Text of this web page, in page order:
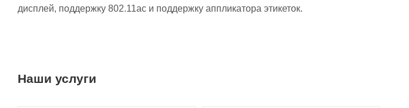
дисплей, поддержку 802.11ac и поддержку аппликатора этикеток.
Наши услуги